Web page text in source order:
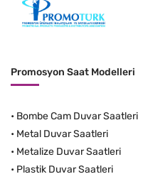
Promosyon Saat Modelleri
• Bombe Cam Duvar Saatleri
• Metal Duvar Saatleri
• Metalize Duvar Saatleri
• Plastik Duvar Saatleri